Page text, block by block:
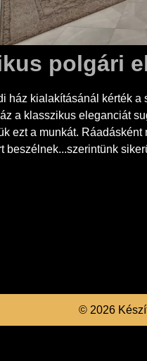
polgári
ház kialakításánál kérték
a klasszikus eleganciát
ezt a munkát.
beszélnek...szerintünk
© 2026